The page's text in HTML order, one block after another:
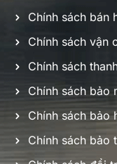
Chính sách bán
Chính sách vận
Chính sách
Chính sách bảo
Chính sách bảo
Chính sách bảo